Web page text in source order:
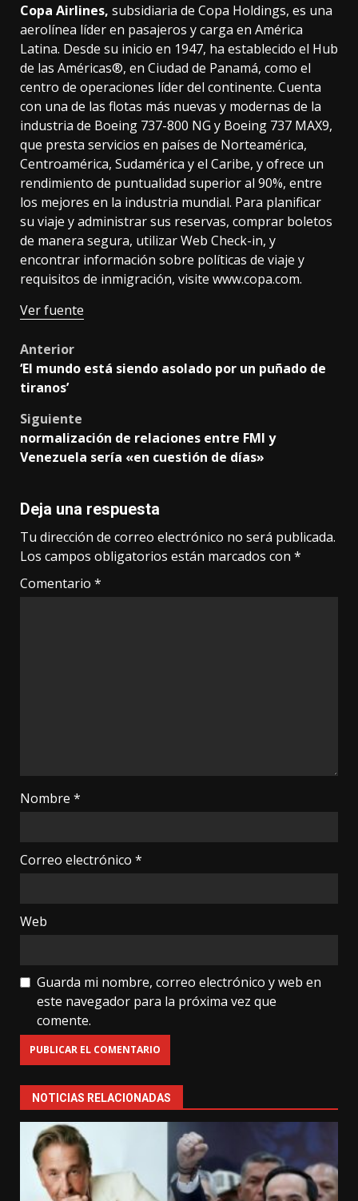
Copa Airlines, subsidiaria de Copa Holdings, es una
aerolínea líder en pasajeros y carga en América
Latina. Desde su inicio en 1947, ha establecido el Hub
de las Américas®, en Ciudad de Panamá, como el
centro de operaciones líder del continente. Cuenta
con una de las flotas más nuevas y modernas de la
industria de Boeing 737-800 NG y Boeing 737 MAX9,
que presta servicios en países de Norteamérica,
Centroamérica, Sudamérica y el Caribe, y ofrece un
rendimiento de puntualidad superior al 90%, entre
los mejores en la industria mundial. Para planificar
su viaje y administrar sus reservas, comprar boletos
de manera segura, utilizar Web Check-in, y
encontrar información sobre políticas de viaje y
requisitos de inmigración, visite www.copa.com.
Ver fuente
Post
navigation
Anterior
‘El mundo está siendo asolado por un puñado de
tiranos’
Siguiente
normalización de relaciones entre FMI y
Venezuela sería «en cuestión de días»
Deja una respuesta
Tu dirección de correo electrónico no será publicada.
Los campos obligatorios están marcados con *
Comentario *
Nombre *
Correo electrónico *
Web
Guarda mi nombre, correo electrónico y web en
este navegador para la próxima vez que
comente.
NOTICIAS RELACIONADAS